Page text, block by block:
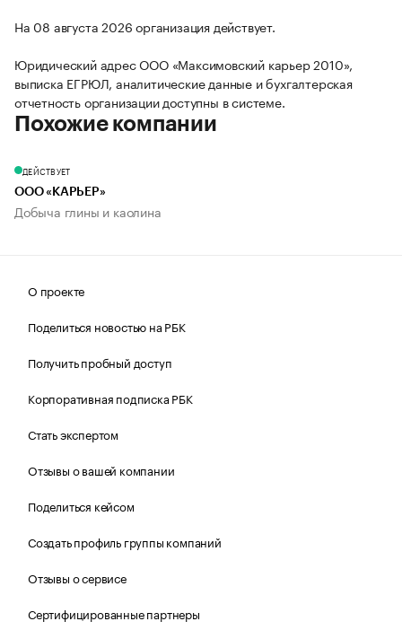
На 08 августа 2026 организация действует.
Юридический адрес ООО «Максимовский карьер 2010»,
выписка ЕГРЮЛ, аналитические данные и бухгалтерская
отчетность организации доступны в системе.
Похожие компании
ДЕЙСТВУЕТ
ООО «КАРЬЕР»
Добыча глины и каолина
О проекте
Поделиться новостью на РБК
Получить пробный доступ
Корпоративная подписка РБК
Стать экспертом
Отзывы о вашей компании
Поделиться кейсом
Создать профиль группы компаний
Отзывы о сервисе
Сертифицированные партнеры